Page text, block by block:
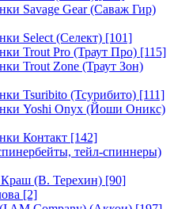
Savage Gear (Саваж Гир)
Select (Селект) [101]
Trout Pro (Траут Про) [115]
Trout Zone (Траут Зон)
Tsuribito (Тсурибито) [111]
Yoshi Onyx (Йоши Оникс)
Контакт [142]
тейл-спиннеры)
(В. Терехин) [90]
[2]